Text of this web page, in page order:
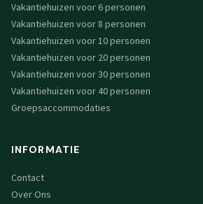
Vakantiehuizen voor 6 personen
Vakantiehuizen voor 8 personen
Vakantiehuizen voor 10 personen
Vakantiehuizen voor 20 personen
Vakantiehuizen voor 30 personen
Vakantiehuizen voor 40 personen
Groepsaccommodaties
INFORMATIE
Contact
Over Ons